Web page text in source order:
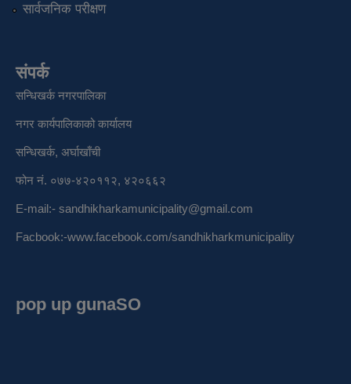
सार्वजनिक परीक्षण
संपर्क
सन्धिखर्क नगरपालिका
नगर कार्यपालिकाको कार्यालय
सन्धिखर्क, अर्घाखाँची
फोन नं. ०७७-४२०११२, ४२०६६२
E-mail:- sandhikharkamunicipality@gmail.com
Facbook:-www.facebook.com/sandhikharkmunicipality
pop up gunaSO